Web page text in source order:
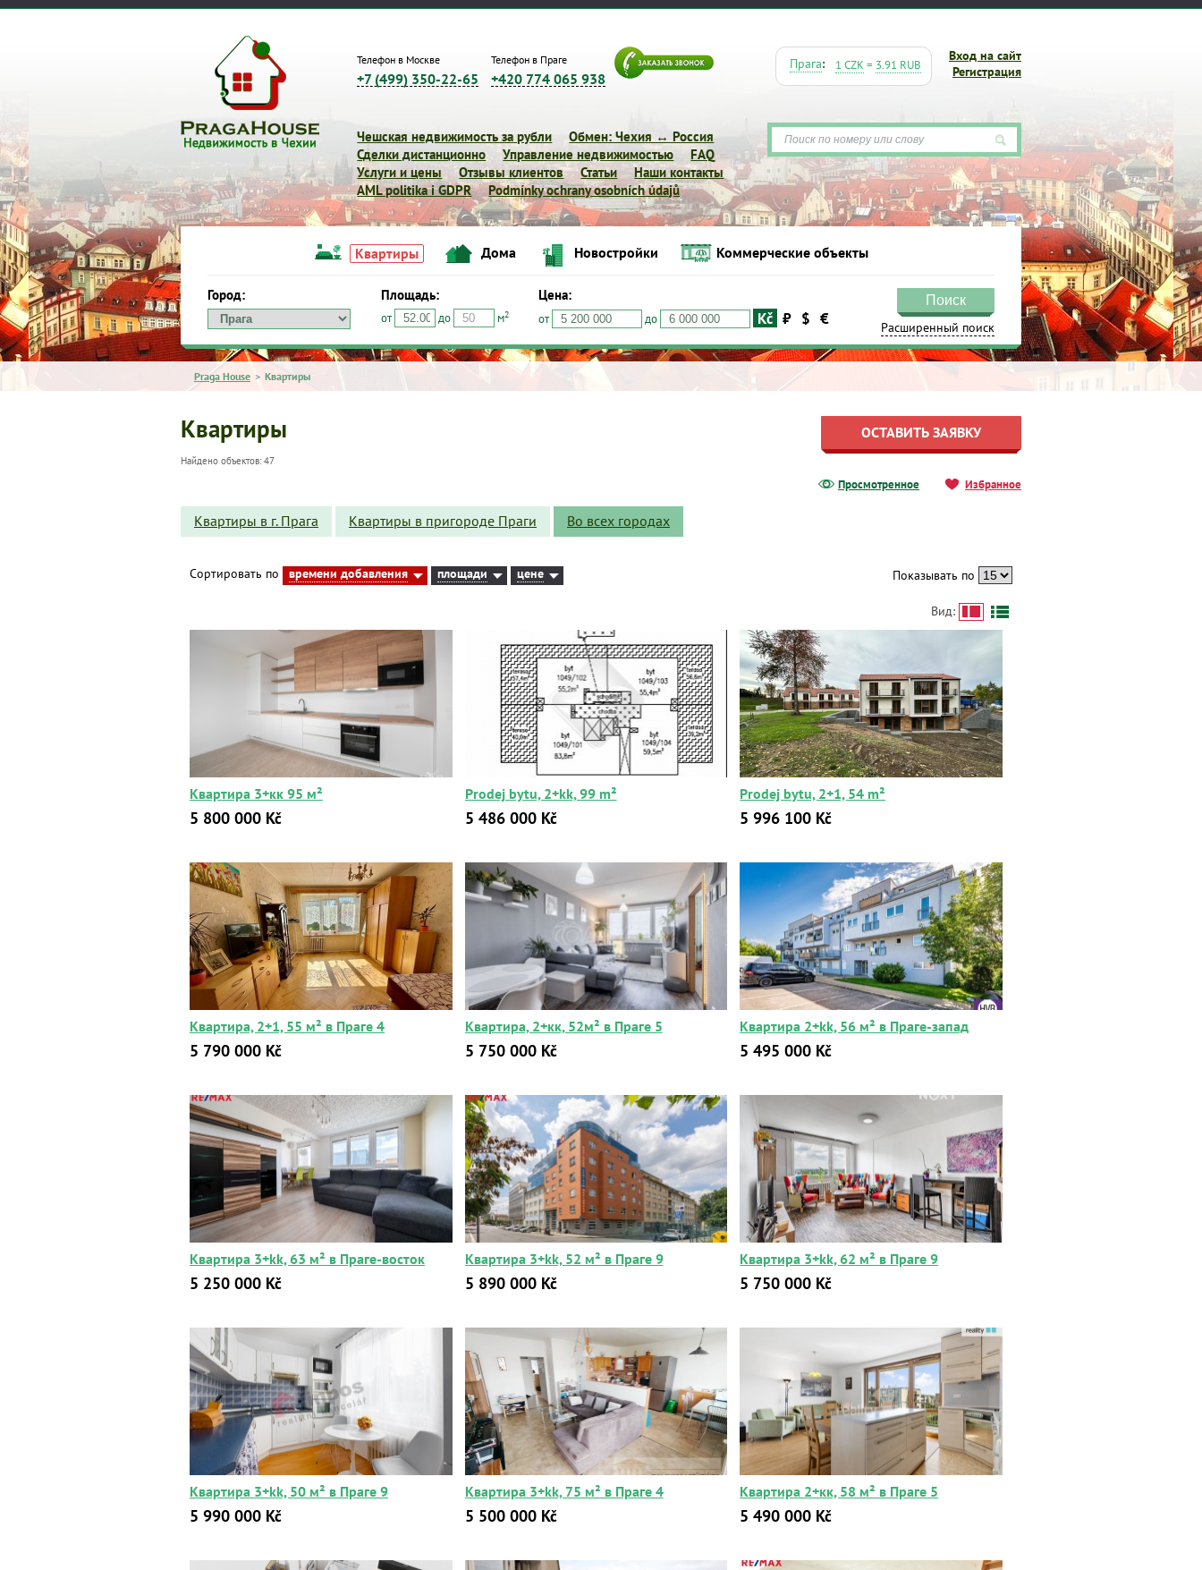
Телефон в Москве
+7 (499) 350-22-65
Телефон в Праге
+420 774 065 938
Вход на сайт
Регистрация
Прага: 1 CZK= 3.91 RUB
Чешская недвижимость за рубли
Обмен: Чехия ↔ Россия
Сделки дистанционно
Управление недвижимостью
FAQ
Услуги и цены
Отзывы клиентов Статьи
Наши контакты
AML politika i GDPR
Podmínky ochrany osobních údajů
Квартиры Дома Новостройки Коммерческие объекты
Город: Площадь: Цена: Поиск
Квартиры Дома Новостройки Коммерческие объекты
Город: Площадь:
от до м2
Цена:
от до Kč ₽ $ €
Поиск
Расширенный поиск
Praga House > Квартиры
ОСТАВИТЬ ЗАЯВКУ
Квартиры
Найдено объектов: 47
Просмотренное Избранное
Квартиры в г. Прага Квартиры в пригороде Праги Во всех городах
Сортировать по времени добавления площади цене Показывать по
Вид:
Квартира 3+кк 95 м²
5 800 000 Kč
Prodej bytu, 2+kk, 99 m²
5 486 000 Kč
Prodej bytu, 2+1, 54 m²
5 996 100 Kč
Квартира, 2+1, 55 м² в Праге 4
5 790 000 Kč
Квартира, 2+кк, 52м² в Праге 5
5 750 000 Kč
Квартира 2+kk, 56 м² в Праге-запад
5 495 000 Kč
Квартира 3+kk, 63 м² в Праге-восток
5 250 000 Kč
Квартира 3+kk, 52 м² в Праге 9
5 890 000 Kč
Квартира 3+kk, 62 м² в Праге 9
5 750 000 Kč
Квартира 3+kk, 50 м² в Праге 9
5 990 000 Kč
Квартира 3+kk, 75 м² в Праге 4
5 500 000 Kč
Квартира 2+кк, 58 м² в Праге 5
5 490 000 Kč